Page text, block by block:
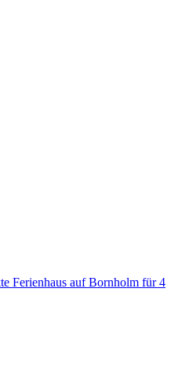
Ferienhaus auf Bornholm für 4